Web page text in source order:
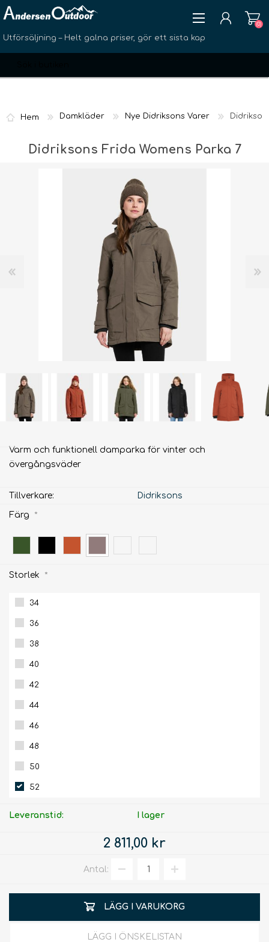
Utförsäljning – Helt galna priser, gör ett sista kap
SKAPA KONTO
(0)
Hem Damkläder Nye Didriksons Varer
Didriksons Frida Womens Parka 7
Varm och funktionell damparka för vinter och
övergångsväder
Tillverkare: Didriksons
Färg *
Storlek *
34
36
38
40
42
44
46
48
50
52
Leveranstid: I lager
2 811,00 kr
Antal:
LÄGG I VARUKORG
LÄGG I ÖNSKELISTAN